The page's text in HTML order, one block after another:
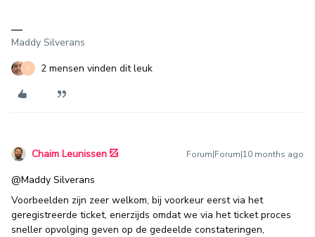
Maddy Silverans
G 2 mensen vinden dit leuk
Chaim Leunissen Forum|Forum|10 months ago
@Maddy Silverans
Voorbeelden zijn zeer welkom, bij voorkeur eerst via het
geregistreerde ticket, enerzijds omdat we via het ticket proces
sneller opvolging geven op de gedeelde constateringen,